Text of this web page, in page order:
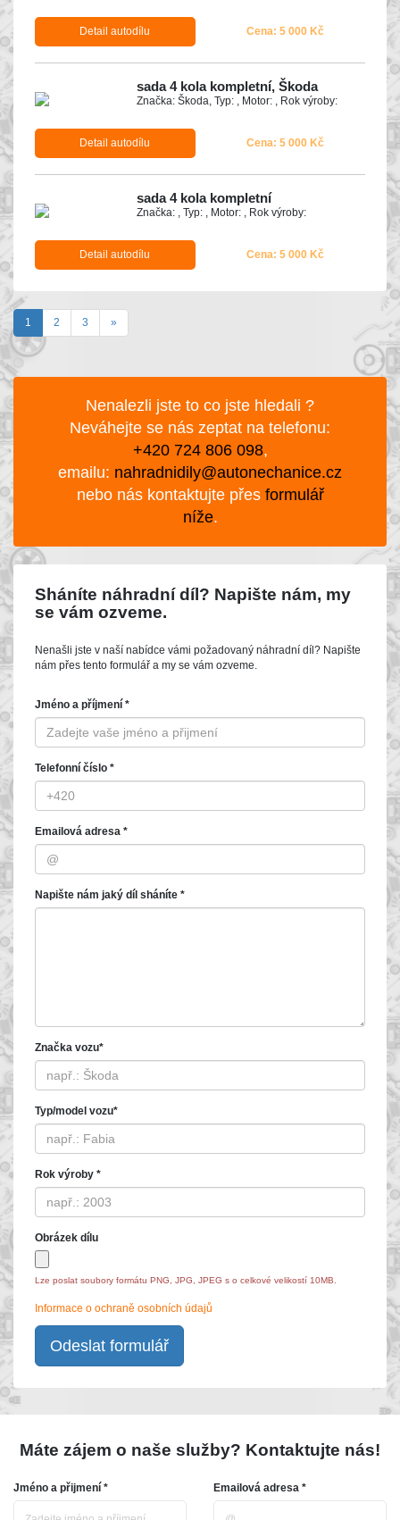
Detail autodílu Cena: 5 000 Kč
sada 4 kola kompletní, Škoda
Značka: Škoda, Typ: , Motor: , Rok výroby:
Detail autodílu Cena: 5 000 Kč
sada 4 kola kompletní
Značka: , Typ: , Motor: , Rok výroby:
Detail autodílu Cena: 5 000 Kč
1 (aktuální)
2 3 »Další
Nenalezli jste to co jste hledali ?
Neváhejte se nás zeptat na telefonu:
+420 724 806 098,
emailu: nahradnidily@autonechanice.cz
nebo nás kontaktujte přes formulář
níže.
Sháníte náhradní díl? Napište nám, my
se vám ozveme.
Nenašli jste v naší nabídce vámi požadovaný náhradní díl? Napište
nám přes tento formulář a my se vám ozveme.
Jméno a příjmení *
Telefonní číslo *
Emailová adresa *
Napište nám jaký díl sháníte *
Značka vozu*
Typ/model vozu*
Rok výroby *
Obrázek dílu
Lze poslat soubory formátu PNG, JPG, JPEG s o celkové velikostí 10MB.
Informace o ochraně osobních údajů
Odeslat formulář
Máte zájem o naše služby? Kontaktujte nás!
Jméno a přijmení * Emailová adresa *